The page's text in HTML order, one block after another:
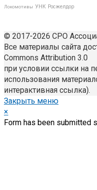
Локомотивы УНК Росжелдор
© 2017-2026 СРО
Все материалы сайта
Commons Attribution 3.0
при условии ссылки на
использования
интерактивная ссылка).
Закрыть меню
×
Form has been submitted